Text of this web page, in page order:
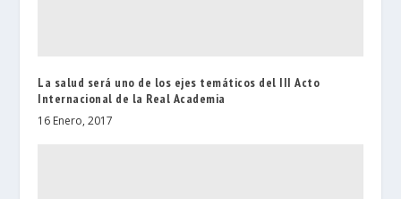
La salud será uno de los ejes temáticos del III Acto
Internacional de la Real Academia
16 Enero, 2017